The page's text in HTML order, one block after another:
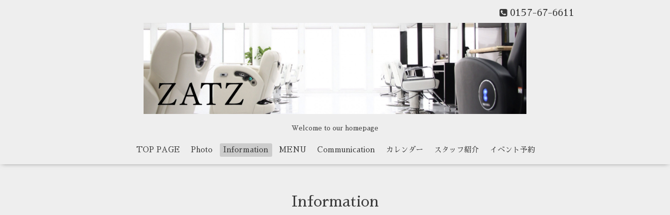
0157-67-6611
Welcome to our homepage
TOP PAGE Photo Information MENU Communication カレンダー スタッフ紹介 イベント予約
Information